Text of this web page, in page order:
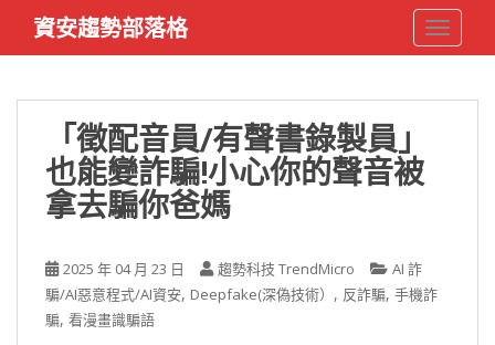
i
資安趨勢部落格
「徵配音員/有聲書錄製員」
也能變詐騙!小心你的聲音被
拿去騙你爸媽
2025 年 04 月 23 日 趨勢科技 TrendMicro
AI 詐
騙/AI惡意程式/AI資安, Deepfake(深偽技術） , 反詐騙, 手機詐
騙, 看漫畫識騙語